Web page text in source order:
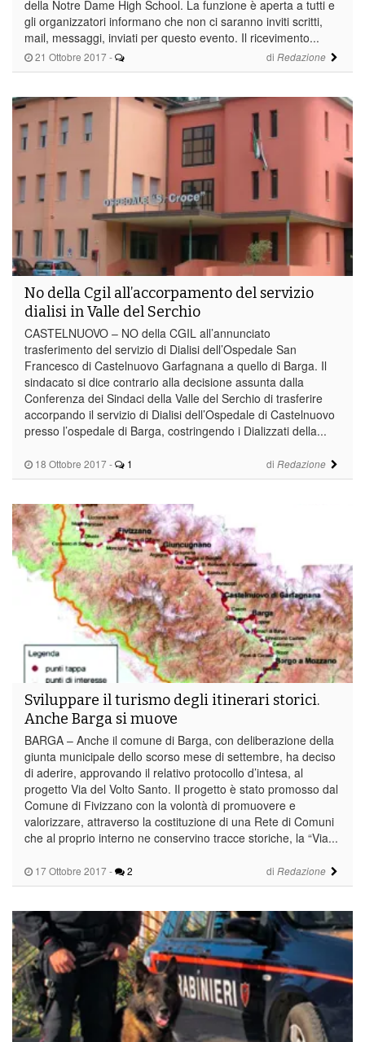
21 Ottobre 2017 - di Redazione
della Notre Dame High School. La funzione è aperta a tutti e
gli organizzatori informano che non ci saranno inviti scritti,
mail, messaggi, inviati per questo evento. Il ricevimento...
18 Ottobre 2017 - 1 di Redazione
No della Cgil all’accorpamento del servizio
dialisi in Valle del Serchio
CASTELNUOVO – NO della CGIL all’annunciato
trasferimento del servizio di Dialisi dell’Ospedale San
Francesco di Castelnuovo Garfagnana a quello di Barga. Il
sindacato si dice contrario alla decisione assunta dalla
Conferenza dei Sindaci della Valle del Serchio di trasferire
accorpando il servizio di Dialisi dell’Ospedale di Castelnuovo
presso l’ospedale di Barga, costringendo i Dializzati della...
17 Ottobre 2017 - 2 di Redazione
Sviluppare il turismo degli itinerari storici.
Anche Barga si muove
BARGA – Anche il comune di Barga, con deliberazione della
giunta municipale dello scorso mese di settembre, ha deciso
di aderire, approvando il relativo protocollo d’intesa, al
progetto Via del Volto Santo. Il progetto è stato promosso dal
Comune di Fivizzano con la volontà di promuovere e
valorizzare, attraverso la costituzione di una Rete di Comuni
che al proprio interno ne conservino tracce storiche, la “Via...